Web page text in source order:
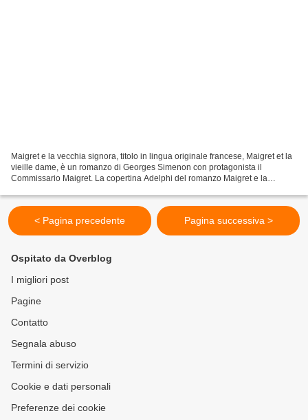
Maigret e la vecchia signora, titolo in lingua originale francese, Maigret et la
vieille dame, è un romanzo di Georges Simenon con protagonista il
Commissario Maigret. La copertina Adelphi del romanzo Maigret e la
< Pagina precedente Pagina successiva >
Ospitato da Overblog
I migliori post
Pagine
Contatto
Segnala abuso
Termini di servizio
Cookie e dati personali
Preferenze dei cookie